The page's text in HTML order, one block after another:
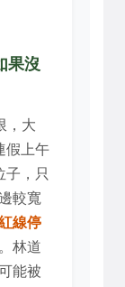
果沒
，大
假上午
子，只
較寬
線停
。林道
能被